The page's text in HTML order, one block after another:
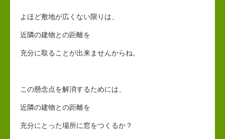
よほど敷地が広くない限りは、
近隣の建物との距離を
充分に取ることが出来ませんからね。
この懸念点を解消するためには、
近隣の建物との距離を
充分にとった場所に窓をつくるか？